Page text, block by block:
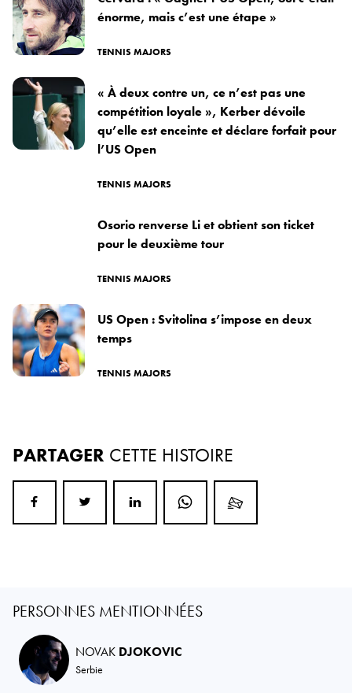
énorme, mais c’est une étape »
TENNIS MAJORS
« À deux contre un, ce n’est pas une
compétition loyale », Kerber dévoile
qu’elle est enceinte et déclare forfait pour
l’US Open
TENNIS MAJORS
Osorio renverse Li et obtient son ticket
pour le deuxième tour
TENNIS MAJORS
US Open : Svitolina s’impose en deux
temps
TENNIS MAJORS
PARTAGER CETTE HISTOIRE
PERSONNES MENTIONNÉES
NOVAK DJOKOVIC
Serbie